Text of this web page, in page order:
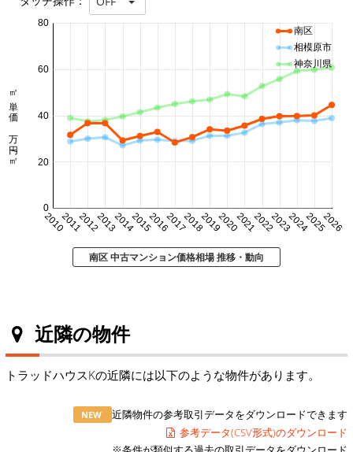
20102011201220132014201520162017201820192020202120222023202420252026
0
20
40
60
80
㎡単価 万円/㎡
南区
相模原市
神奈川県
南区 中古マンション価格相場 推移・動向
近隣の物件
トラッドハウスKの近隣には以下のような物件があります。
NEW
近隣物件の参考取引データをダウンロードできます
参考データ(CSV形式)のダウンロード